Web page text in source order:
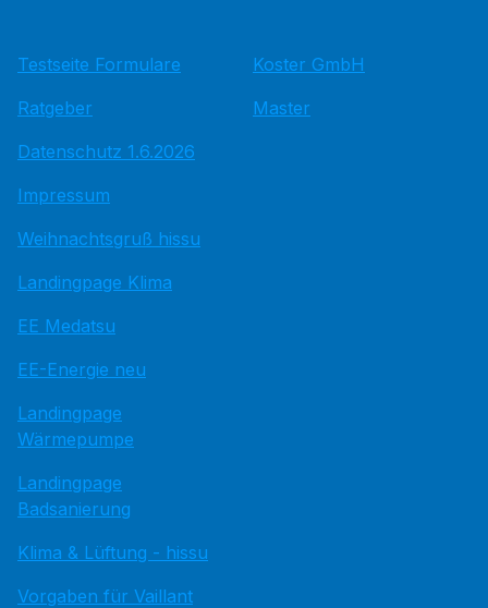
Testseite Formulare
Ratgeber
Datenschutz 1.6.2026
Impressum
Weihnachtsgruß hissu
Landingpage Klima
EE Medatsu
EE-Energie neu
Landingpage
Wärmepumpe
Landingpage
Badsanierung
Klima & Lüftung - hissu
Vorgaben für Vaillant
Koster GmbH
Master